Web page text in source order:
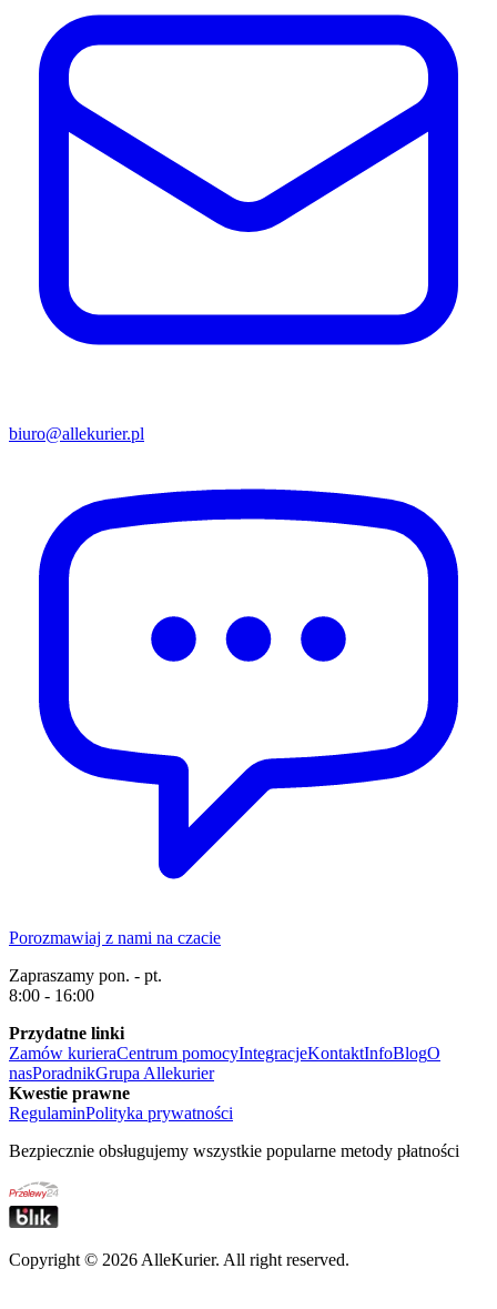
biuro@allekurier.pl
Porozmawiaj z nami na czacie
Zapraszamy pon. - pt.
8:00 - 16:00
Przydatne linki
Zamów kurieraCentrum pomocyIntegracjeKontaktInfoBlogO
nasPoradnikGrupa Allekurier
Kwestie prawne
RegulaminPolityka prywatności
Bezpiecznie obsługujemy wszystkie popularne metody płatności
Copyright © 2026 AlleKurier. All right reserved.